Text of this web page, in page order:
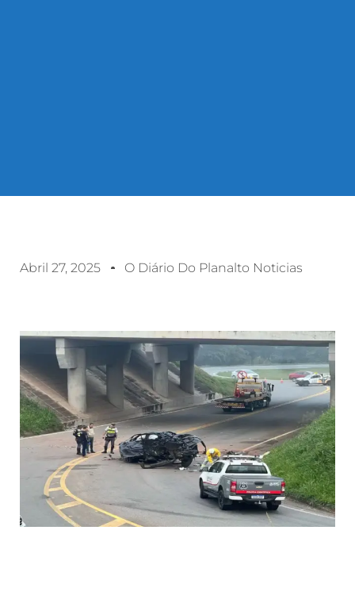
Abril 27, 2025 O Diário Do Planalto Noticias